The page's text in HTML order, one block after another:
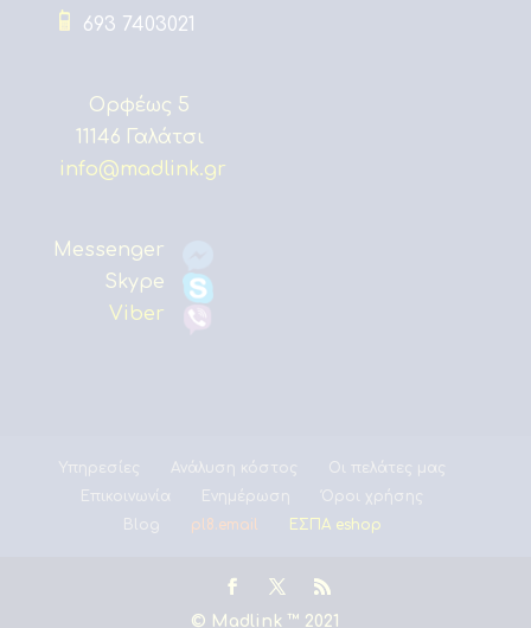
693 7403021
Ορφέως 5
11146 Γαλάτσι
info@madlink.gr
Messenger
Skype
Viber
Υπηρεσίες Ανάλυση κόστος
Οι πελάτες μας
Επικοινωνία
Ενημέρωση
Όροι χρήσης
Blog
pl8.email ΕΣΠΑ eshop
© Madlink ™ 2021